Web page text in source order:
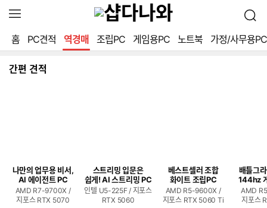
역
열
기
검
색
홈
PC견적 역경매 조립PC 게임용PC 노트북 가정/사무용PC
간편 견적
나만의 업무용 비서,
AI 에이전트 PC
AMD R7-9700X /
지포스 RTX 5070
스트리밍 입문은
쉽게! AI 스트리밍 PC
인텔 U5-225F / 지포스
RTX 5060
베스트셀러 조합
화이트 조립PC
AMD R5-9600X /
지포스 RTX 5060 Ti
배틀그
144hz
AMD
지포스